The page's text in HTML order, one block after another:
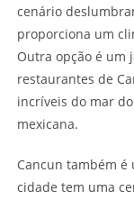
cenário
proporciona um
Outra opção é um
restaurantes de
incríveis do mar
mexicana.
Cancun também é
cidade tem uma